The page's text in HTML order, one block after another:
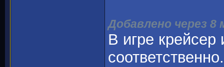
Добавлено через 8
В игре крейсер
соответственно.